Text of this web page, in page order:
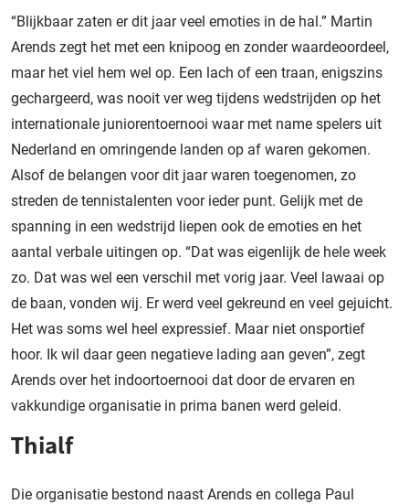
“Blijkbaar zaten er dit jaar veel emoties in de hal.” Martin
Arends zegt het met een knipoog en zonder waardeoordeel,
maar het viel hem wel op. Een lach of een traan, enigszins
gechargeerd, was nooit ver weg tijdens wedstrijden op het
internationale juniorentoernooi waar met name spelers uit
Nederland en omringende landen op af waren gekomen.
Alsof de belangen voor dit jaar waren toegenomen, zo
streden de tennistalenten voor ieder punt. Gelijk met de
spanning in een wedstrijd liepen ook de emoties en het
aantal verbale uitingen op. “Dat was eigenlijk de hele week
zo. Dat was wel een verschil met vorig jaar. Veel lawaai op
de baan, vonden wij. Er werd veel gekreund en veel gejuicht.
Het was soms wel heel expressief. Maar niet onsportief
hoor. Ik wil daar geen negatieve lading aan geven”, zegt
Arends over het indoortoernooi dat door de ervaren en
vakkundige organisatie in prima banen werd geleid.
Thialf
Die organisatie bestond naast Arends en collega Paul